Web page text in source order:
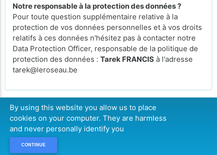
Notre responsable à la protection des données ?
Pour toute question supplémentaire relative à la
protection de vos données personnelles et à vos droits
relatifs à ces données n'hésitez pas à contacter notre
Data Protection Officer, responsable de la politique de
protection des données : Tarek FRANCIS à l'adresse
tarek@leroseau.be
CONTINUE
By using this website you allow us to place
cookies on your computer. They are harmless
and never personally identify you
CONTINUE